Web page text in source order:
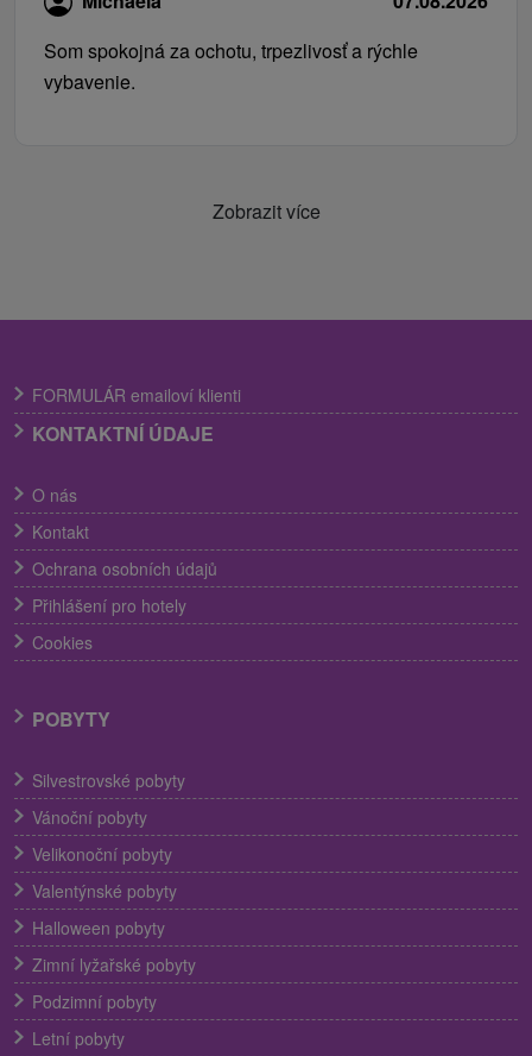
Som spokojná za ochotu, trpezlivosť a rýchle
vybavenie.
Zobrazit více
FORMULÁR emailoví klienti
KONTAKTNÍ ÚDAJE
O nás
Kontakt
Ochrana osobních údajů
Přihlášení pro hotely
Cookies
POBYTY
Silvestrovské pobyty
Vánoční pobyty
Velikonoční pobyty
Valentýnské pobyty
Halloween pobyty
Zimní lyžařské pobyty
Podzimní pobyty
Letní pobyty